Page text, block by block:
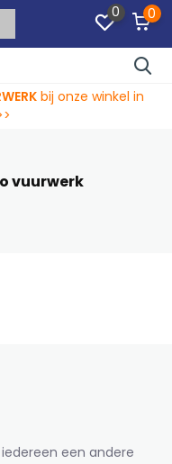
0 0
tot en met 30
vuurwerk
een andere